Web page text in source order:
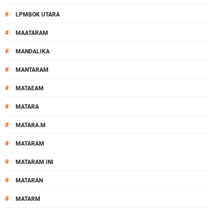
# LPMBOK UTARA
# MAATARAM
# MANDALIKA
# MANTARAM
# MATAEAM
# MATARA
# MATARA.M
# MATARAM
# MATARAM INI
# MATARAN
# MATARM